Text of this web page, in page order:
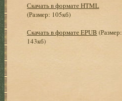
Скачать в формате HTML
(Размер: 105кб)
Скачать в формате EPUB (Размер:
143кб)